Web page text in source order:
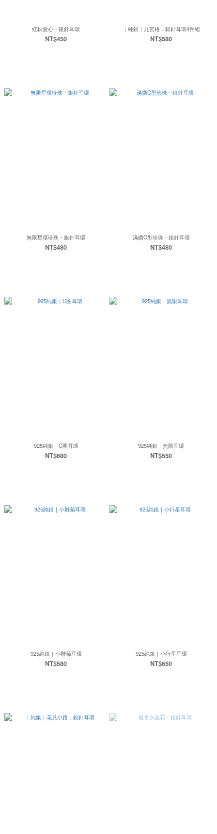
紅柚愛心・銀針耳環
NT$450
｜純銀｜九宮格．銀針耳環4件組
NT$580
無限星環珍珠・銀針耳環
NT$480
滿鑽C型珍珠・銀針耳環
NT$480
925純銀｜C圈耳環
NT$680
925純銀｜無限耳環
NT$550
925純銀｜小雛菊耳環
NT$580
925純銀｜小行星耳環
NT$650